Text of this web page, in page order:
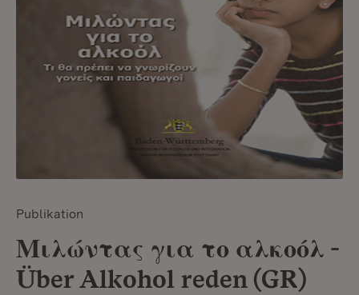
Publikation
Μιλώντας για το αλκοόλ -
Über Alkohol reden (GR)